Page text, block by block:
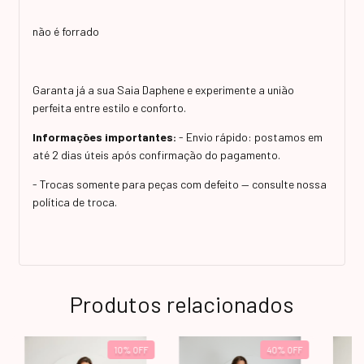
não é forrado
Garanta já a sua Saia Daphene e experimente a união
perfeita entre estilo e conforto.
Informações importantes: - Envio rápido: postamos em
até 2 dias úteis após confirmação do pagamento.
- Trocas somente para peças com defeito — consulte nossa
política de troca.
Produtos relacionados
10% OFF 40% OFF